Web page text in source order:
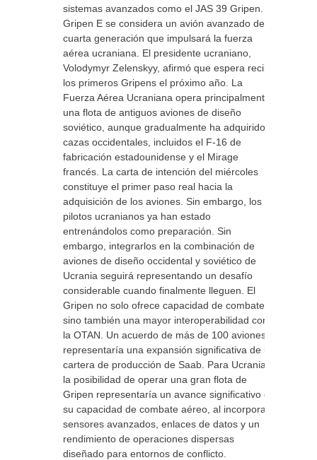
sistemas avanzados como el JAS 39 Gripen. El
Gripen E se considera un avión avanzado de
cuarta generación que impulsará la fuerza
aérea ucraniana. El presidente ucraniano,
Volodymyr Zelenskyy, afirmó que espera recibir
los primeros Gripens el próximo año. La
Fuerza Aérea Ucraniana opera principalmente
una flota de antiguos aviones de diseño
soviético, aunque gradualmente ha adquirido
cazas occidentales, incluidos el F-16 de
fabricación estadounidense y el Mirage
francés. La carta de intención del miércoles
constituye el primer paso real hacia la
adquisición de los aviones. Sin embargo, los
pilotos ucranianos ya han estado
entrenándolos como preparación. Sin
embargo, integrarlos en la combinación de
aviones de diseño occidental y soviético de
Ucrania seguirá representando un desafío
considerable cuando finalmente lleguen. El
Gripen no solo ofrece capacidad de combate,
sino también una mayor interoperabilidad con
la OTAN. Un acuerdo de más de 100 aviones
representaría una expansión significativa de la
cartera de producción de Saab. Para Ucrania,
la posibilidad de operar una gran flota de
Gripen representaría un avance significativo en
su capacidad de combate aéreo, al incorporar
sensores avanzados, enlaces de datos y un
rendimiento de operaciones dispersas
diseñado para entornos de conflicto.